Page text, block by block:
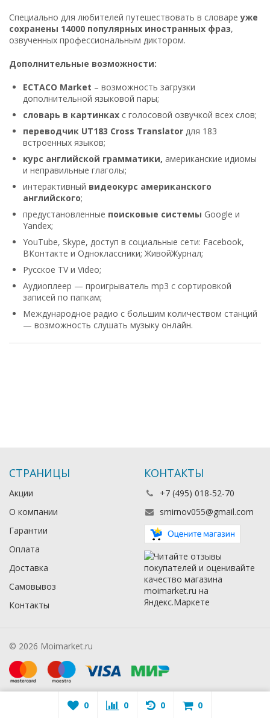
Специально для любителей путешествовать в словареуже
сохранены 14000 популярных иностранных фраз,
озвученных профессиональным диктором.
Дополнительные возможности:
ECTACO Market – возможность загрузки
дополнительной языковой пары;
словарь в картинках с голосовой озвучкой всех слов;
переводчик UT183 Cross Translator для 183
встроенных языков;
курс английской грамматики, американские идиомы
и неправильные глаголы;
интерактивный видеокурс американского
английского;
предустановленные поисковые системы Google и
Yandex;
YouTube, Skype, доступ в социальные сети: Facebook,
ВКонтакте и Одноклассники; ЖивойЖурнал;
Русское TV и Video;
Аудиоплеер — проигрыватель mp3 с сортировкой
записей по папкам;
Международное радио с большим количеством станций
— возможность слушать музыку онлайн.
СТРАНИЦЫ
Акции
О компании
Гарантии
Оплата
Доставка
Самовывоз
Контакты
КОНТАКТЫ
+7 (495) 018-52-70
smirnov055@gmail.com
© 2026 Moimarket.ru
0 0 0 0